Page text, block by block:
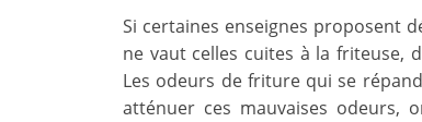
Si certaines enseignes proposent
ne vaut celles cuites à la friteuse,
Les odeurs de friture qui se
atténuer ces mauvaises odeurs,